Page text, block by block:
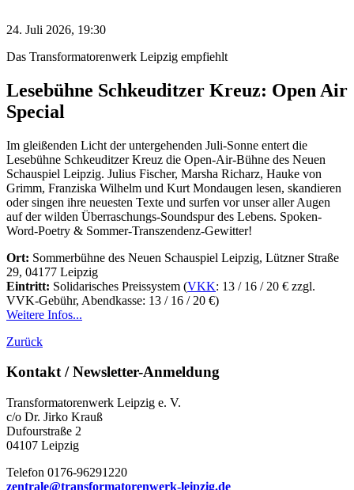
24. Juli 2026, 19:30
Das Transformatorenwerk Leipzig empfiehlt
Lesebühne Schkeuditzer Kreuz: Open Air
Special
Im gleißenden Licht der untergehenden Juli-Sonne entert die
Lesebühne Schkeuditzer Kreuz die Open-Air-Bühne des Neuen
Schauspiel Leipzig. Julius Fischer, Marsha Richarz, Hauke von
Grimm, Franziska Wilhelm und Kurt Mondaugen lesen, skandieren
oder singen ihre neuesten Texte und surfen vor unser aller Augen
auf der wilden Überraschungs-Soundspur des Lebens. Spoken-
Word-Poetry & Sommer-Transzendenz-Gewitter!
Ort: Sommerbühne des Neuen Schauspiel Leipzig, Lützner Straße
29, 04177 Leipzig
Eintritt: Solidarisches Preissystem (VKK: 13 / 16 / 20 € zzgl.
VVK-Gebühr, Abendkasse: 13 / 16 / 20 €)
Weitere Infos...
Zurück
Kontakt / Newsletter-Anmeldung
Transformatorenwerk Leipzig e. V.
c/o Dr. Jirko Krauß
Dufourstraße 2
04107 Leipzig
Telefon 0176-96291220
zentrale@transformatorenwerk-leipzig.de